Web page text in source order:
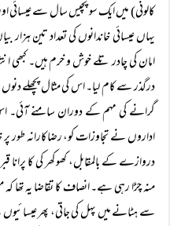
کالونی) میں ایک سو پچیس سال سے عیسائی
یہاں عیسائی خاندانوں کی تعداد تین
امان کی چادر تلے خوش و خرم ہیں۔ کبھی
درگذر سے کام لیا۔ اس کی مثال پچھلے
گرانے کی مہم کے دوران سامنے آئی۔
اداروں نے تجاوزات کو، رضاکارانہ طور
دروازے کے بالمقابل، کھو کھر کی کا
منہ چڑا رہی ہے۔ انصاف کا تقاضا یہ تھا
سے ہٹانے میں پہل کی جاتی، پھر عیسائیوں